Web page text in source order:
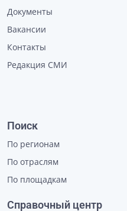
Документы
Вакансии
Контакты
Редакция СМИ
Поиск
По регионам
По отраслям
По площадкам
Справочный центр